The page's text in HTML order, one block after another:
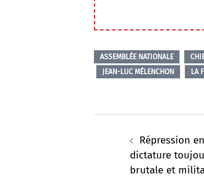
ASSEMBLÉE NATIONALE
JEAN-LUC MÉLENCHON
LA
d’articleRépression
dictature
brutale et